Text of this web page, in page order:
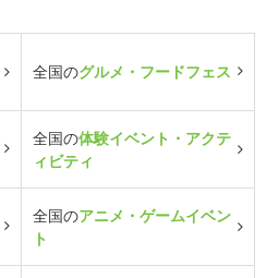
全国のグルメ・フードフェス
全国の体験イベント・アクテ
ィビティ
全国のアニメ・ゲームイベン
ト